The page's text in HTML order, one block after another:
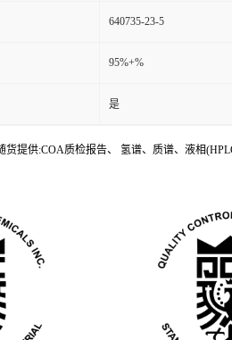
640735-23-5
95%+%
是
货提供:COA质检报告、 氢谱、质谱、液相